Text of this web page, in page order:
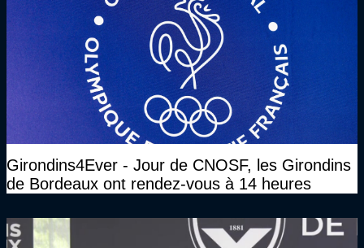
Girondins4Ever - Jour de CNOSF, les Girondins
de Bordeaux ont rendez-vous à 14 heures